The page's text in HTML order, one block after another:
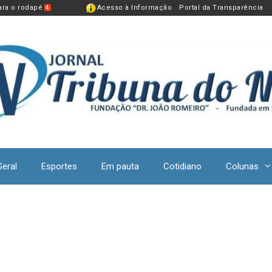
o rodapé 4 Acesso à Informação Portal da Transparência
Esportes Em pauta Cotidiano Colunas